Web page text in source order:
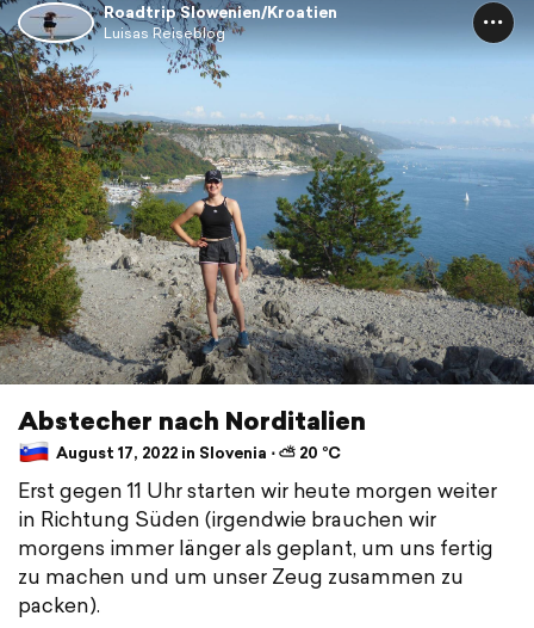
Roadtrip Slowenien/Kroatien
Luisas Reiseblog
Abstecher nach Norditalien
August 17, 2022 in Slovenia ⋅ ⛅ 20 °C
Erst gegen 11 Uhr starten wir heute morgen weiter
in Richtung Süden (irgendwie brauchen wir
morgens immer länger als geplant, um uns fertig
zu machen und um unser Zeug zusammen zu
packen).